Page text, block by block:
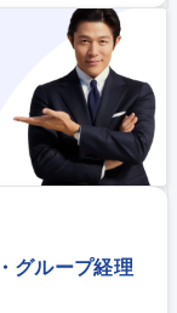
・経理事務 ・その
グループ経理